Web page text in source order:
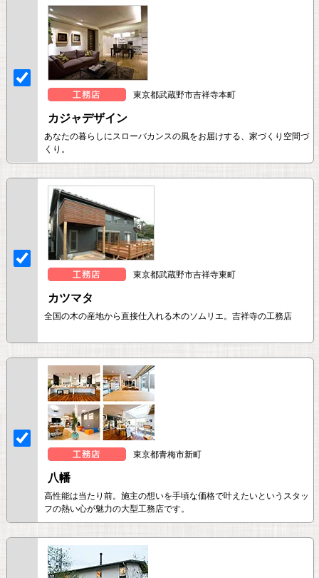
東京都武蔵野市吉祥寺本町
カジャデザイン
あなたの暮らしにスローバカンスの風をお届けする、家づくり空間づ
くり。
東京都武蔵野市吉祥寺東町
カツマタ
全国の木の産地から直接仕入れる木のソムリエ。吉祥寺の工務店
東京都青梅市新町
八幡
高性能は当たり前。施主の想いを手頃な価格で叶えたいというスタッ
フの熱い心が魅力の大型工務店です。